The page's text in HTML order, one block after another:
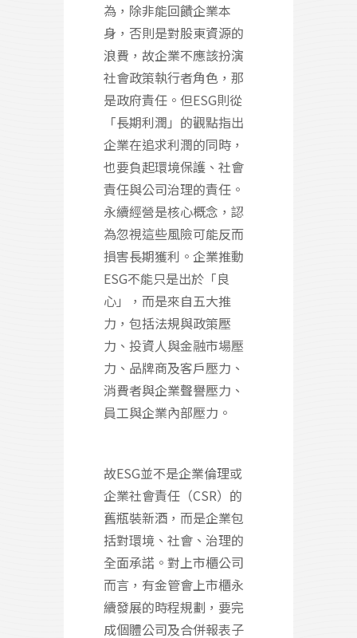
為，除非能回饋企業本
身，否則是對股東資源的
浪費，故企業不應該扮演
社會政策執行者角色，那
是政府責任。但ESG則從
「長期利潤」的觀點指出
企業在追求利潤的同時，
也要負起環境保護、社會
責任與公司治理的責任。
永續經營是核心概念，認
為忽視這些風險可能反而
損害長期獲利。企業推動
ESG不能只是出於「良
心」，而是來自五大推
力，包括法規與政策壓
力、投資人與金融市場壓
力、品牌商及客戶壓力、
消費者與企業聲譽壓力、
員工與企業內部壓力。
故ESG並不是企業倫理或
企業社會責任（CSR）的
舊瓶裝新酒，而是企業包
括對環境、社會、治理的
全面承諾。對上市櫃公司
而言，有金管會上市櫃永
續發展的時程規劃，要完
成個體公司及合併報表子